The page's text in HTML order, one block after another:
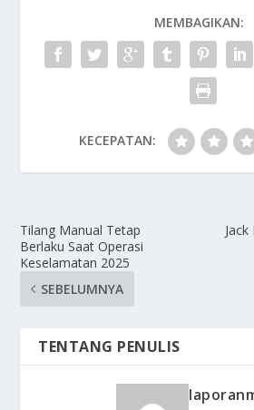
MEMBAGIKAN:
KECEPATAN:
Tilang Manual Tetap
Berlaku Saat Operasi
Keselamatan 2025
SEBELUMNYA
TENTANG PENULIS